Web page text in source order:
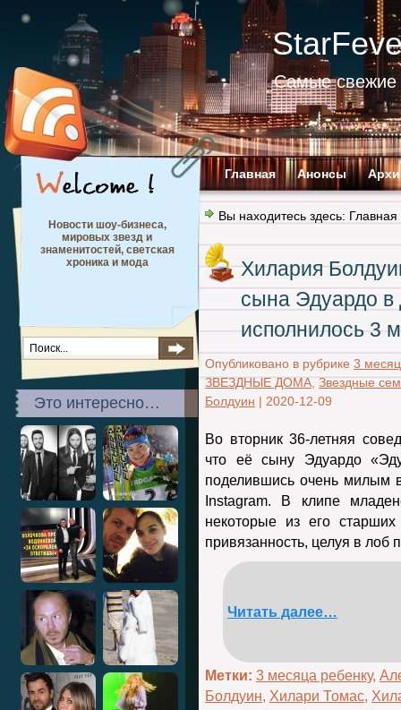
Самые свежие
Главная Анонсы
Новости шоу-бизнеса,
мировых звезд и
знаменитостей, светская
хроника и мода
Это интересно…
Вы находитесь здесь: Главная
Хилария
сына Эдуардо в
исполнилось 3
Опубликовано в рубрике 3
ЗВЕЗДНЫЕ ДОМА,Звездные
Болдуин | 2020-12-09
Во вторник 36-летняя
что её сыну Эдуардо
поделившись очень милым
Instagram. В клипе
некоторые из его
привязанность, целуя в лоб
Читать далее…
Метки: 3 месяца ребенку,
Болдуин, Хилари Томас,